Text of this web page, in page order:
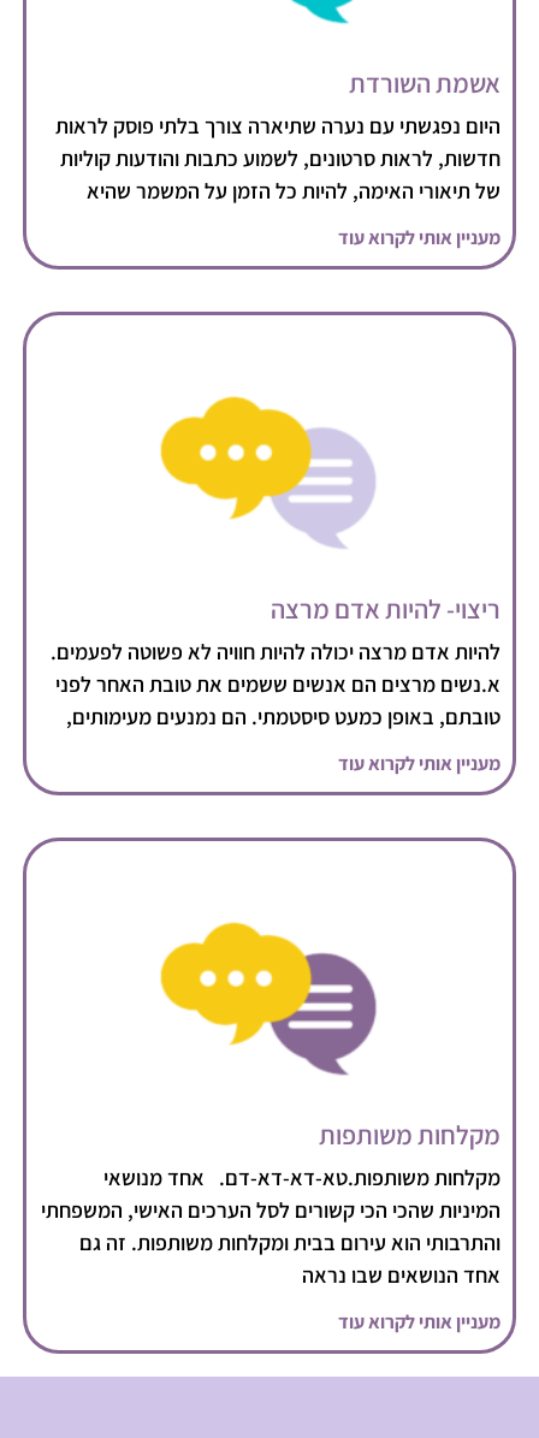
אשמת השורדת
היום נפגשתי עם נערה שתיארה צורך בלתי פוסק לראות
חדשות, לראות סרטונים, לשמוע כתבות והודעות קוליות
של תיאורי האימה, להיות כל הזמן על המשמר שהיא
מעניין אותי לקרוא עוד
ריצוי- להיות אדם מרצה
להיות אדם מרצה יכולה להיות חוויה לא פשוטה לפעמים.
א.נשים מרצים הם אנשים ששמים את טובת האחר לפני
טובתם, באופן כמעט סיסטמתי. הם נמנעים מעימותים,
מעניין אותי לקרוא עוד
מקלחות משותפות
מקלחות משותפות.טא-דא-דא-דם. אחד מנושאי
המיניות שהכי הכי קשורים לסל הערכים האישי, המשפחתי
והתרבותי הוא עירום בבית ומקלחות משותפות. זה גם
אחד הנושאים שבו נראה
מעניין אותי לקרוא עוד